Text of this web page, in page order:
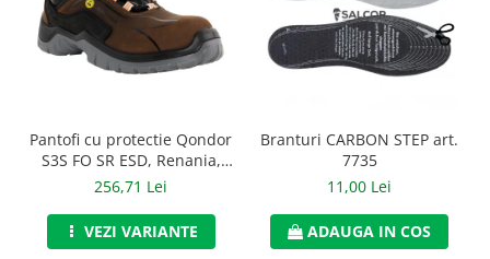
Manusi zale
Incaltaminte Outdoor
Curatenie si igiena
Protectia capului
Pantofi cu protectie Qondor
S3S FO SR ESD, Renania,
art.9A00
256,71 Lei
VEZI VARIANTE
Branturi CARBON STEP art.
7735
11,00 Lei
ADAUGA IN COS